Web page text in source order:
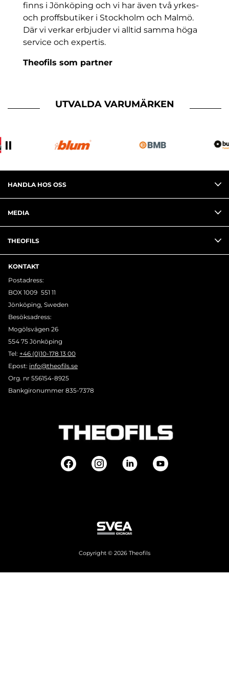
finns i Jönköping och vi har även två yrkes-
och proffsbutiker i Stockholm och Malmö.
Där vi verkar erbjuder vi alltid samma höga
service och expertis.
Theofils som partner
slutresultat nästan undantagslöst på ett
lyckat samarbete. I slutändan handlar det
UTVALDA VARUMÄRKEN
⏸
HANDLA HOS OSS
MEDIA
THEOFILS
KONTAKT
Postadress:
BOX 1009 551 11
Jönköping, Sweden
Besöksadress:
Mogölsvägen 26
554 75 Jönköping
Tel: +46 (0)10-178 13 00
Epost: info@theofils.se
Org. nr 556154-8925
Bankgironummer 835-7378
Copyright © 2026 Theofils